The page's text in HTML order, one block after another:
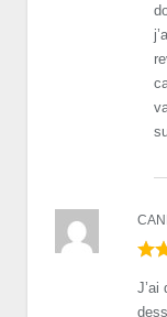
J’ai